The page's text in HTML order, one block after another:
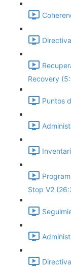
Recovery
Puntos
Stop V2